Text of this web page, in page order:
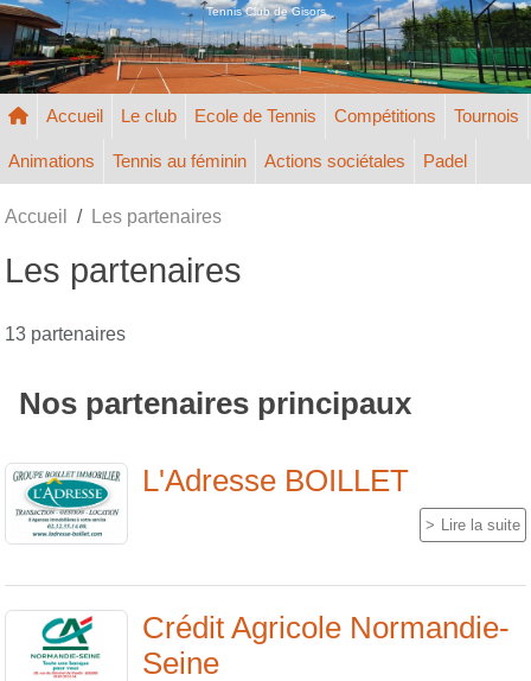
Tennis Club de Gisors
Accueil Le club Ecole de Tennis Compétitions Tournois
Animations Tennis au féminin Actions sociétales Padel
Accueil Les partenaires
Les partenaires
13 partenaires
Nos partenaires principaux
L'Adresse BOILLET
Lire la suite
Crédit Agricole Normandie-
Seine
Panneau de gestion des cookies